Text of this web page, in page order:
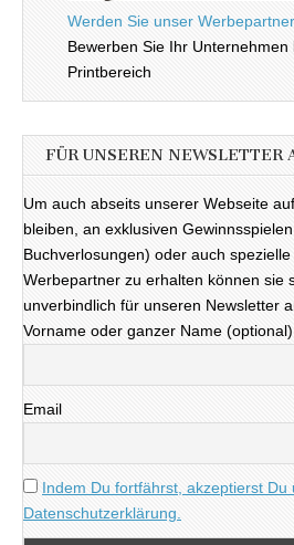
Werden Sie unser Werbepartner
Bewerben Sie Ihr Unternehmen
Printbereich
FÜR UNSEREN NEWSLETTER
Um auch abseits unserer Webseite
bleiben, an exklusiven
Buchverlosungen) oder auch
Werbepartner zu erhalten können sie
unverbindlich für unseren Newsletter
Vorname oder ganzer Name (optional)
Email
Indem Du fortfährst, akzeptierst Du
Datenschutzerklärung.